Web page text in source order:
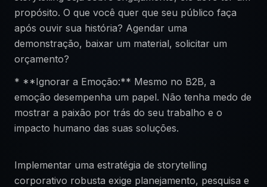
propósito. O que você quer que seu público faça
após ouvir sua história? Agendar uma
demonstração, baixar um material, solicitar um
orçamento?
* **Ignorar a Emoção:** Mesmo no B2B, a
emoção desempenha um papel. Não tenha medo de
mostrar a paixão por trás do seu trabalho e o
impacto humano das suas soluções.
Implementar uma estratégia de storytelling
corporativo robusta exige planejamento, pesquisa e